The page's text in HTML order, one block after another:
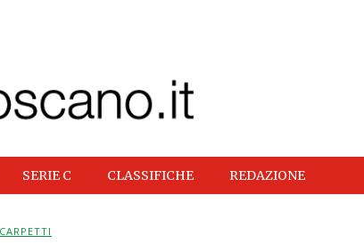
SERIE C CLASSIFICHE REDAZIONE